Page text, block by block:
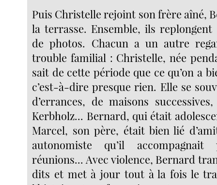
Puis Christelle rejoint son frère aîné,
la terrasse. Ensemble, ils replongent
de photos. Chacun a un autre
trouble familial : Christelle, née
sait de cette période que ce qu’on a
c’est-à-dire presque rien. Elle se
d’errances, de maisons successives,
Kerbholz... Bernard, qui était
Marcel, son père, était bien lié
autonomiste qu’il
réunions... Avec violence, Bernard
dits et met à jour tout à la fois le